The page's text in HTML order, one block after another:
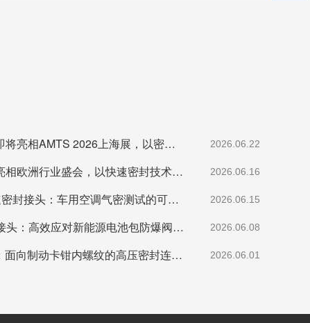
格雷希尔GripSeal即将亮相AMTS 2026上海展，以密封技术赋能汽车制造 2026.06.22
格雷希尔GripSeal亮相欧洲行业盛会，以快速密封技术赋能欧洲新能源产业链 2026.06.16
格雷希尔G70P快速密封接头：车用空调气密测试的可靠选择 2026.06.15
格雷希尔快速密封接头：高效应对新能源电池包防爆阀测试难题 2026.06.08
格雷希尔G80系列：面向制动卡钳内螺纹的高压密封连接方案 2026.06.01